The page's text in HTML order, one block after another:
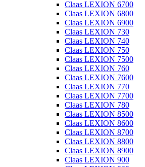
Claas LEXION 6700
Claas LEXION 6800
Claas LEXION 6900
Claas LEXION 730
Claas LEXION 740
Claas LEXION 750
Claas LEXION 7500
Claas LEXION 760
Claas LEXION 7600
Claas LEXION 770
Claas LEXION 7700
Claas LEXION 780
Claas LEXION 8500
Claas LEXION 8600
Claas LEXION 8700
Claas LEXION 8800
Claas LEXION 8900
Claas LEXION 900